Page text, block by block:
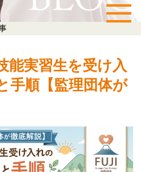
能実習生を受け入
手順【監理団体が